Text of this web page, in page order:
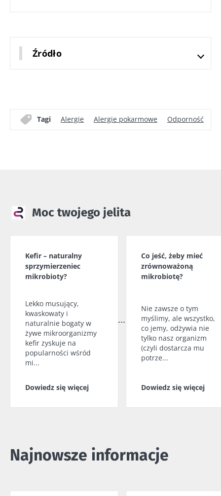
Źródło
Tagi Alergie Alergie pokarmowe Odporność
Moc twojego jelita
Kefir – naturalny
sprzymierzeniec
mikrobioty?
Lekko musujący,
kwaskowaty i
naturalnie bogaty w
żywe mikroorganizmy
kefir zyskuje na
popularności wśród
mi...
Dowiedz się więcej
Co jeść, żeby mieć
zrównoważoną
mikrobiotę?
Nie zawsze o tym
myślimy, ale wszystko,
co jemy, odżywia nie
tylko nasz organizm
(czyli dostarcza mu
potrze...
Dowiedz się więcej
Najnowsze informacje